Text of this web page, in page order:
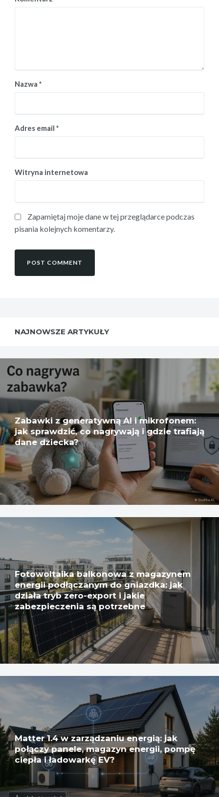
Nazwa *
Adres email *
Witryna internetowa
Zapamiętaj moje dane w tej przeglądarce podczas
pisania kolejnych komentarzy.
NAJNOWSZE ARTYKUŁY
Zabawki z generatywną AI i mikrofonem:
jak sprawdzić, co nagrywają i gdzie trafiają
dane dziecka?
Fotowoltaika balkonowa z magazynem
energii podłączanym do gniazdka: jak
działa tryb zero-export i jakie
zabezpieczenia są potrzebne
Matter 1.4 w zarządzaniu energią: jak
połączy panele, magazyn energii, pompę
ciepła i ładowarkę EV?